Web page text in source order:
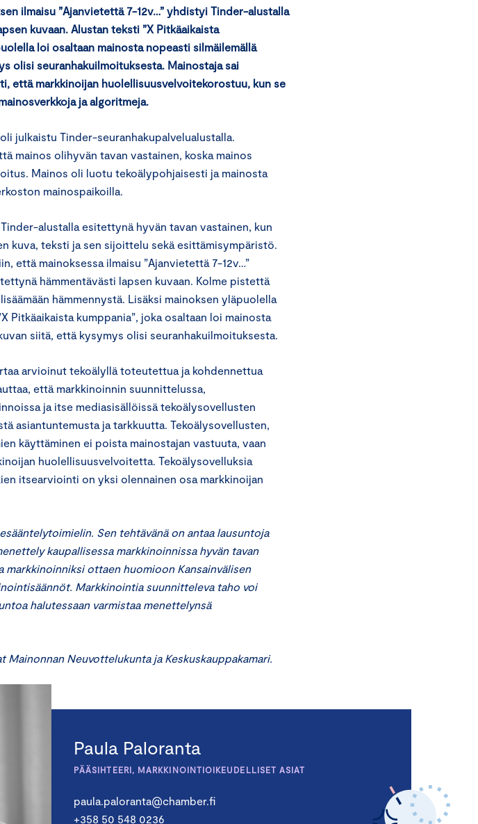
n ilmaisu ”Ajanvietettä 7-12v…” yhdistyi Tinder-alustalla
kuvaan. Alustan teksti ”X Pitkäaikaista
loi osaltaan mainosta nopeasti silmäilemällä
olisi seuranhakuilmoituksesta. Mainostaja sai
ettämarkkinoijan huolellisuusvelvoitekorostuu, kun se
jajaalgoritmeja.
julkaistu Tinder-seuranhakupalvelualustalla.
mainos olihyvän tavan vastainen, koska mainos
Mainos oli luotu tekoälypohjaisesti ja mainosta
mainospaikoilla.
alustalla esitettynä hyvän tavan vastainen, kun
kuva, teksti ja sen sijoittelu sekä esittämisympäristö.
että mainoksessa ilmaisu ”Ajanvietettä 7-12v…”
hämmentävästi lapsen kuvaan. Kolme pistettä
hämmennystä. Lisäksi mainoksen yläpuolella
Pitkäaikaista kumppania”, joka osaltaan loi mainosta
siitä, että kysymys olisi seuranhakuilmoituksesta.
arvioinut tekoälyllä toteutettua ja kohdennettua
että markkinoinnin suunnittelussa,
ja itse mediasisällöissä tekoälysovellusten
asiantuntemusta ja tarkkuutta. Tekoälysovellusten,
käyttäminen ei poista mainostajan vastuuta, vaan
huolellisuusvelvoitetta. Tekoälysovelluksia
itsearviointi on yksi olennainen osa markkinoijan
Sen tehtävänä on antaa lausuntoja
kaupallisessa markkinoinnissa hyvän tavan
markkinoinniksi ottaen huomioon Kansainvälisen
Markkinointia suunnitteleva taho voi
halutessaan varmistaa menettelynsä
Mainonnan Neuvottelukunta ja Keskuskauppakamari.
Paula Paloranta
PÄÄSIHTEERI, MARKKINOINTIOIKEUDELLISET ASIAT
paula.paloranta@chamber.fi
+358 50 548 0236